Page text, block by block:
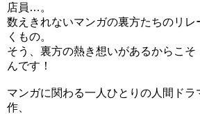
店員…。
数えきれないマンガの裏方たちのリレ
くもの。
そう、裏方の熱き想いがあるからこそ
んです！
マンガに関わる一人ひとりの人間ド
作、